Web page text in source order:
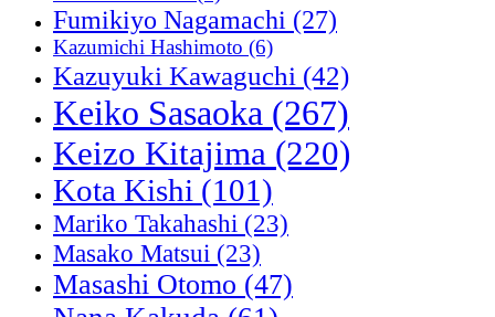
Fumikiyo Nagamachi (27)
Kazumichi Hashimoto (6)
Kazuyuki Kawaguchi (42)
Keiko Sasaoka (267)
Keizo Kitajima (220)
Kota Kishi (101)
Mariko Takahashi (23)
Masako Matsui (23)
Masashi Otomo (47)